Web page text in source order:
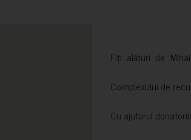
Fiți alături de
Complexului de
Cu ajutorul